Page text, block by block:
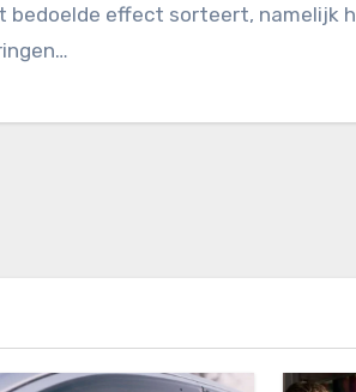
bedoelde effect sorteert, namelijk